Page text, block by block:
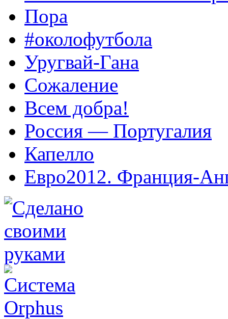
Пора
#околофутбола
Уругвай-Гана
Сожаление
Всем добра!
Россия — Португалия
Капелло
Евро2012. Франция-